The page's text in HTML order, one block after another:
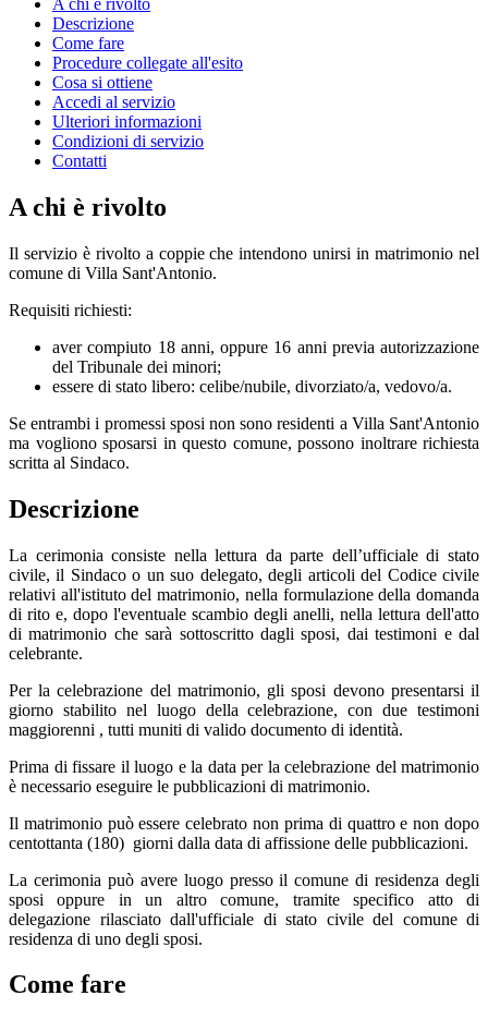
Descrizione
Come fare
Procedure collegate all'esito
Cosa si ottiene
Accedi al servizio
Ulteriori informazioni
Condizioni di servizio
Contatti
A chi è rivolto
Il servizio è rivolto a coppie che intendono unirsi in matrimonio nel
comune di Villa Sant'Antonio.
Requisiti richiesti:
aver compiuto 18 anni, oppure 16 anni previa autorizzazione
del Tribunale dei minori;
essere di stato libero: celibe/nubile, divorziato/a, vedovo/a.
Se entrambi i promessi sposi non sono residenti a Villa Sant'Antonio
ma vogliono sposarsi in questo comune, possono inoltrare richiesta
scritta al Sindaco.
Descrizione
La cerimonia consiste nella lettura da parte dell’ufficiale di stato
civile, il Sindaco o un suo delegato, degli articoli del Codice civile
relativi all'istituto del matrimonio, nella formulazione della domanda
di rito e, dopo l'eventuale scambio degli anelli, nella lettura dell'atto
di matrimonio che sarà sottoscritto dagli sposi, dai testimoni e dal
celebrante.
Per la celebrazione del matrimonio, gli sposi devono presentarsi il
giorno stabilito nel luogo della celebrazione, con due testimoni
maggiorenni , tutti muniti di valido documento di identità.
Prima di fissare il luogo e la data per la celebrazione del matrimonio
è necessario eseguire le pubblicazioni di matrimonio.
Il matrimonio può essere celebrato non prima di quattro e non dopo
centottanta (180) giorni dalla data di affissione delle pubblicazioni.
La cerimonia può avere luogo presso il comune di residenza degli
sposi oppure in un altro comune, tramite specifico atto di
delegazione rilasciato dall'ufficiale di stato civile del comune di
residenza di uno degli sposi.
Come fare